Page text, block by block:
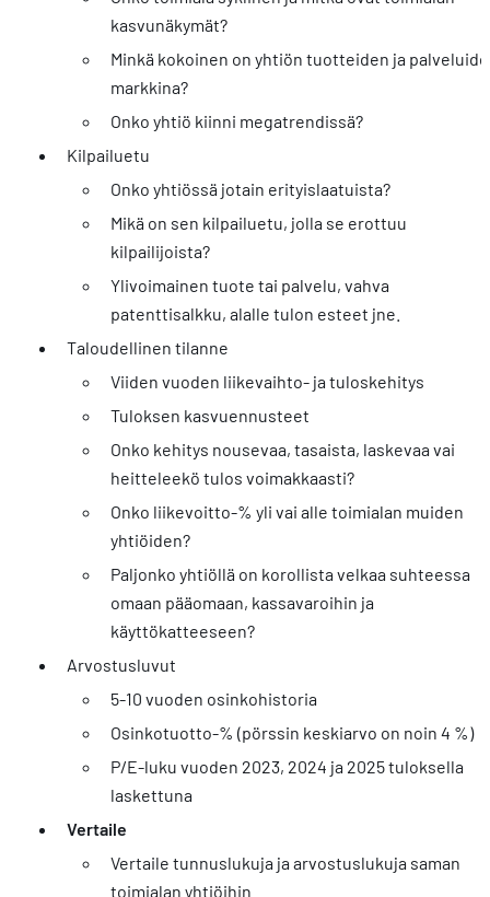
kasvunäkymät?
Minkä kokoinen on yhtiön tuotteiden ja
markkina?
Onko yhtiö kiinni megatrendissä?
Kilpailuetu
Onko yhtiössä jotain erityislaatuista?
Mikä on sen kilpailuetu, jolla se erottuu
kilpailijoista?
Ylivoimainen tuote tai palvelu, vahva
patenttisalkku, alalle tulon esteet jne.
Taloudellinen tilanne
Viiden vuoden liikevaihto- ja tuloskehitys
Tuloksen kasvuennusteet
Onko kehitys nousevaa, tasaista, laskevaa vai
heitteleekö tulos voimakkaasti?
Onko liikevoitto-% yli vai alle toimialan muiden
yhtiöiden?
Paljonko yhtiöllä on korollista velkaa suhteessa
omaan pääomaan, kassavaroihin ja
käyttökatteeseen?
Arvostusluvut
5-10 vuoden osinkohistoria
Osinkotuotto-% (pörssin keskiarvo on noin 4 %)
P/E-luku vuoden 2023, 2024 ja 2025 tuloksella
laskettuna
Vertaile
Vertaile tunnuslukuja ja arvostuslukuja saman
toimialan yhtiöihin